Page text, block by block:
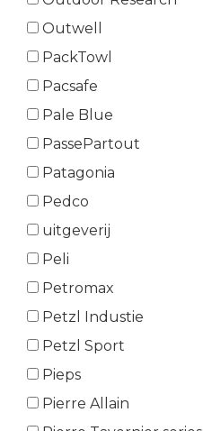
Outwell
PackTowl
Pacsafe
Pale Blue
PassePartout
Patagonia
Pedco
uitgeverij
Peli
Petromax
Petzl Industie
Petzl Sport
Pieps
Pierre Allain